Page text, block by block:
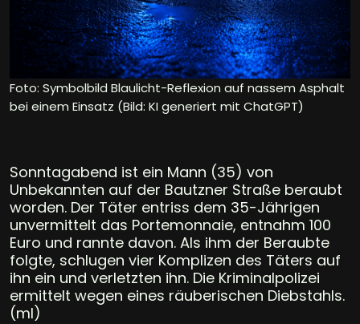
Foto: Symbolbild Blaulicht-Reflexion auf nassem Asphalt
bei einem Einsatz (Bild: KI generiert mit ChatGPT)
Sonntagabend ist ein Mann (35) von
Unbekannten auf der Bautzner Straße beraubt
worden. Der Täter entriss dem 35-Jährigen
unvermittelt das Portemonnaie, entnahm 100
Euro und rannte davon. Als ihm der Beraubte
folgte, schlugen vier Komplizen des Täters auf
ihn ein und verletzten ihn. Die Kriminalpolizei
ermittelt wegen eines räuberischen Diebstahls.
(ml)